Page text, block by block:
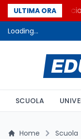
ULTIMA ORA
Riforma del
Loading...
SCUOLA
Home Scuola